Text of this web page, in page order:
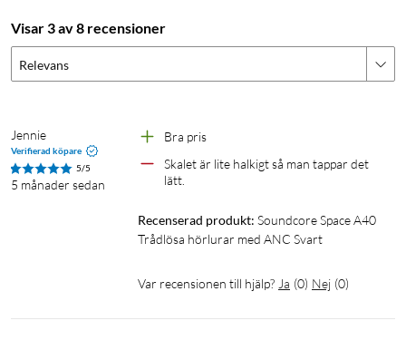
Space A40 trådlösa öronproppar är mindre än alla andra
Soundcore ANC öronproppar, väger lika mycket som ett
papper, och har en ergonomisk form så att de passar bekvämt i
Specifikationer
Ljud: Hi-Res Wireless, LDAC, HearID
Brusreducering: Adaptive ANC
Speltid: Upp till 10 timmar
Batteritid: Upp till 50 timmar
Visar 3 av 8 recensioner
Relevans
Jennie
Verifierad köpare
5/5
5 månader sedan
Bra pris
Skalet är lite halkigt så man tappar det
lätt.
Recenserad produkt: Soundcore Space A40
Trådlösa hörlurar med ANC Svart
Var recensionen till hjälp? Ja (0) Nej (0)